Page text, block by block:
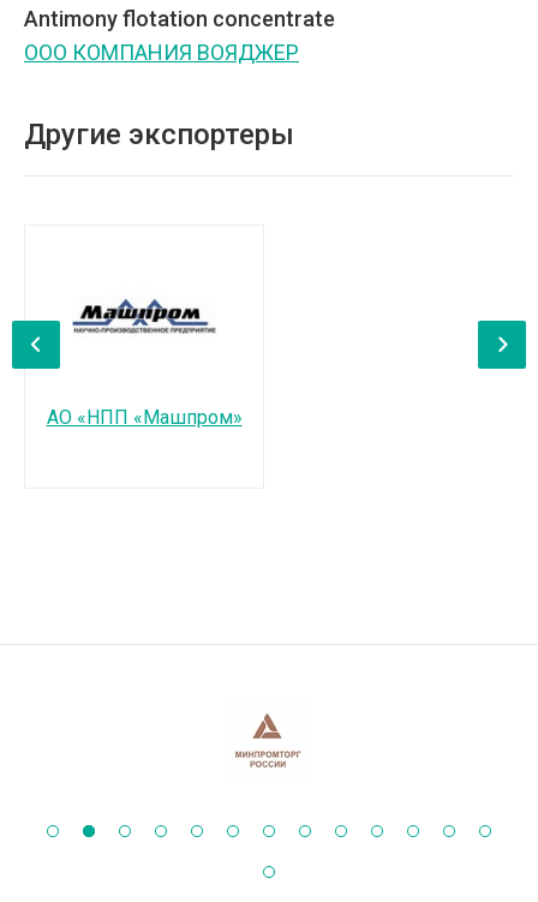
Antimony flotation concentrate
ООО КОМПАНИЯ ВОЯДЖЕР
Другие экспортеры
АО «НПП «Машпром»